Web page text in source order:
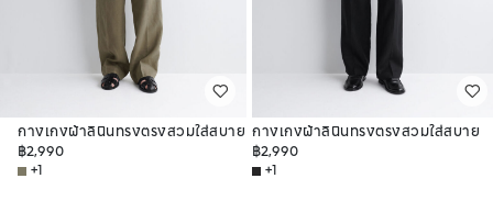
กางเกงผ้าลินินทรงตรงสวมใส่สบาย
฿2,990
+1
กางเกงผ้าลินินทรงตรงสวมใส่สบาย
฿2,990
+1